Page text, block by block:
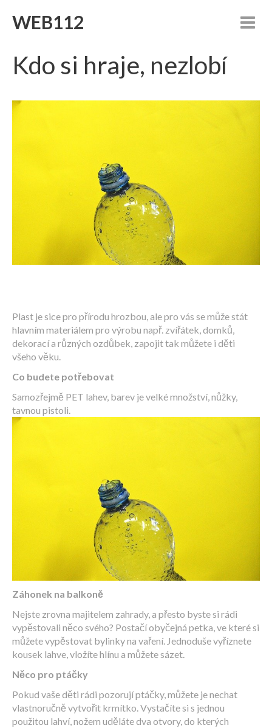
WEB112
Kdo si hraje, nezlobí
Plast je sice pro přírodu hrozbou, ale pro vás se může stát
hlavním materiálem pro výrobu např. zvířátek, domků,
dekorací a různých ozdůbek, zapojit tak můžete i děti
všeho věku.
Co budete potřebovat
Samozřejmě PET lahev, barev je velké množství, nůžky,
tavnou pistoli.
Záhonek na balkoně
Nejste zrovna majitelem zahrady, a přesto byste si rádi
vypěstovali něco svého? Postačí obyčejná petka, ve které si
můžete vypěstovat bylinky na vaření. Jednoduše vyříznete
kousek lahve, vložíte hlínu a můžete sázet.
Něco pro ptáčky
Pokud vaše děti rádi pozorují ptáčky, můžete je nechat
vlastnoručně vytvořit krmítko. Vystačíte si s jednou
použitou lahví, nožem uděláte dva otvory, do kterých